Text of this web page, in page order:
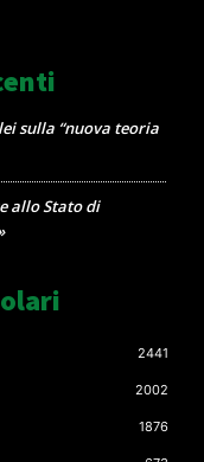
sulla “nuova teoria
allo Stato di
2441
2002
1876